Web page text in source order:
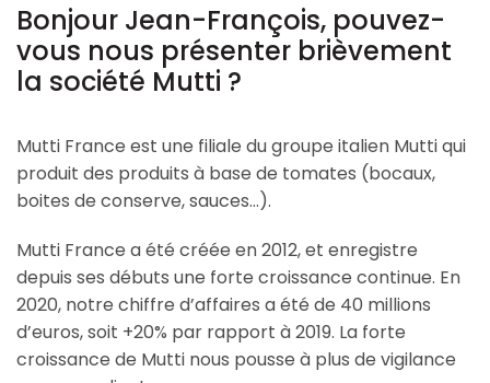
Bonjour Jean-François, pouvez-
vous nous présenter brièvement
la société Mutti ?
Mutti France est une filiale du groupe italien Mutti qui
produit des produits à base de tomates (bocaux,
boites de conserve, sauces…).
Mutti France a été créée en 2012, et enregistre
depuis ses débuts une forte croissance continue. En
2020, notre chiffre d’affaires a été de 40 millions
d’euros, soit +20% par rapport à 2019. La forte
croissance de Mutti nous pousse à plus de vigilance